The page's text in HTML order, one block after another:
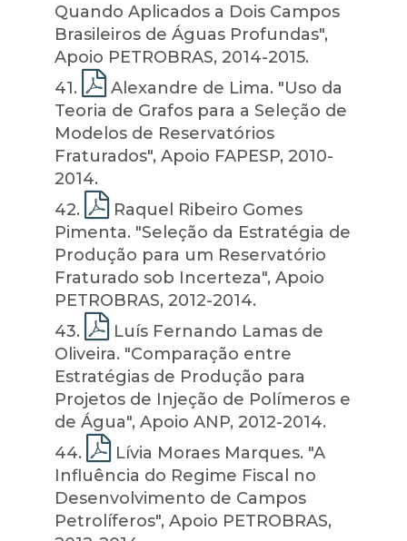
Quando Aplicados a Dois Campos
Brasileiros de Águas Profundas",
Apoio PETROBRAS, 2014-2015.
41.
Alexandre de Lima. "Uso da
Teoria de Grafos para a Seleção de
Modelos de Reservatórios
Fraturados", Apoio FAPESP, 2010-
2014.
42.
Raquel Ribeiro Gomes
Pimenta. "Seleção da Estratégia de
Produção para um Reservatório
Fraturado sob Incerteza", Apoio
PETROBRAS, 2012-2014.
43.
Luís Fernando Lamas de
Oliveira. "Comparação entre
Estratégias de Produção para
Projetos de Injeção de Polímeros e
de Água", Apoio ANP, 2012-2014.
44.
Lívia Moraes Marques. "A
Influência do Regime Fiscal no
Desenvolvimento de Campos
Petrolíferos", Apoio PETROBRAS,